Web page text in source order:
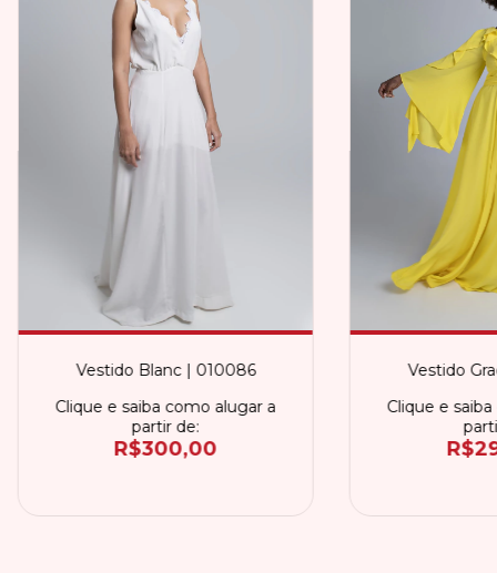
Vestido Blanc | 010086
Clique e saiba como alugar a
partir de:
R$300,00
Vestido
Clique e